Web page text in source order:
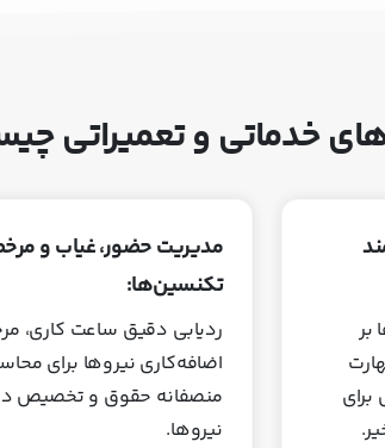
خدماتی و تعمیراتی
بر
مدیریت حضور، غیاب و
تکنسین‌ها:
ردیابی دقیق ساعت کاری،
اضافه‌کاری نیروها برای
منصفانه حقوق و تخصیص
نیروها.